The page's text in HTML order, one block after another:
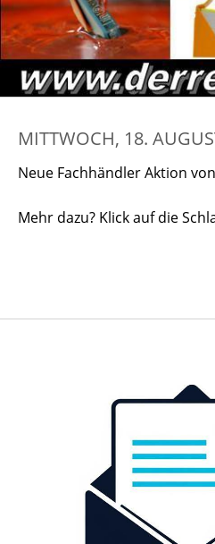
MITTWOCH, 18.
Neue Fachhändler Aktion
Mehr dazu? Klick auf die